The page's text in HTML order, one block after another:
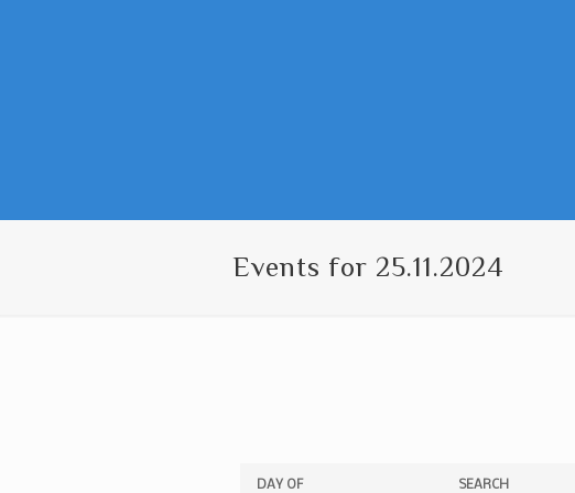
Events for 25.11.2024
Events
Events
DAY OF SEARCH